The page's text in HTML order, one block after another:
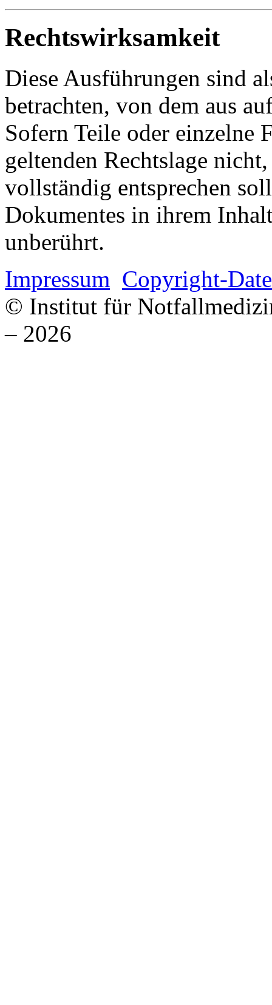
Rechtswirksamkeit
Diese Ausführungen sind
betrachten, von dem aus
Sofern Teile oder einzelne
geltenden Rechtslage
vollständig entsprechen
Dokumentes in ihrem
unberührt.
Impressum Copyright-
© Institut für
– 2026